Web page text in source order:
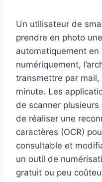
Un utilisateur de
prendre en photo
automatiquement en
numériquement,
transmettre par mail,
minute. Les
de scanner
de réaliser une
caractères (OCR)
consultable et
un outil de
gratuit ou peu